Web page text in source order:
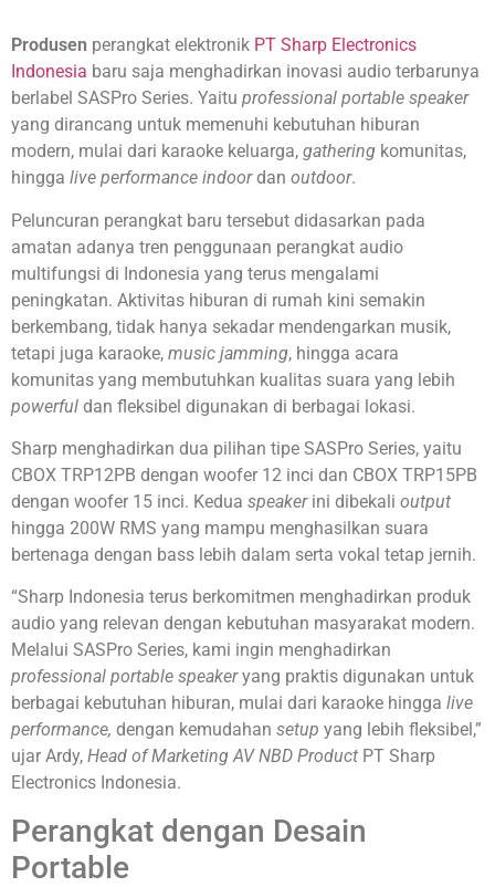
Produsen perangkat elektronik PT Sharp Electronics
Indonesia baru saja menghadirkan inovasi audio terbarunya
berlabel SASPro Series. Yaitu professional portable speaker
yang dirancang untuk memenuhi kebutuhan hiburan
modern, mulai dari karaoke keluarga, gathering komunitas,
hingga live performance indoordan outdoor.
Peluncuran perangkat baru tersebut didasarkan pada
amatan adanya tren penggunaan perangkat audio
multifungsi di Indonesia yang terus mengalami
peningkatan. Aktivitas hiburan di rumah kini semakin
berkembang, tidak hanya sekadar mendengarkan musik,
tetapi juga karaoke, music jamming, hingga acara
komunitas yang membutuhkan kualitas suara yang lebih
powerful dan fleksibel digunakan di berbagai lokasi.
Sharp menghadirkan dua pilihan tipe SASPro Series, yaitu
CBOX TRP12PB dengan woofer 12 inci dan CBOX TRP15PB
dengan woofer 15 inci. Kedua speakerini dibekali output
hingga 200W RMS yang mampu menghasilkan suara
bertenaga dengan bass lebih dalam serta vokal tetap jernih.
“Sharp Indonesia terus berkomitmen menghadirkan produk
audio yang relevan dengan kebutuhan masyarakat modern.
Melalui SASPro Series, kami ingin menghadirkan
professional portable speakeryang praktis digunakan untuk
berbagai kebutuhan hiburan, mulai dari karaoke hingga live
performance, dengan kemudahan setup yang lebih fleksibel,”
ujar Ardy, Head of Marketing AV NBD Product PT Sharp
Electronics Indonesia.
Perangkat dengan Desain
Portable